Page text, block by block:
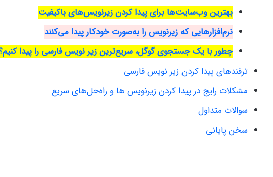
بهترین وب‌سایت‌ها برای پیدا کردن زیرنویس‌های باکیفیت
نرم‌افزارهایی که زیرنویس را به‌صورت خودکار پیدا می‌کنند
چطور با یک جستجوی گوگل، سریع‌ترین زیر نویس فارسی را پیدا
ترفندهای پیدا کردن زیر نویس فارسی
مشکلات رایج در پیدا کردن زیرنویس‌ ها و راه‌حل‌های سریع
سوالات متداول
سخن پایانی